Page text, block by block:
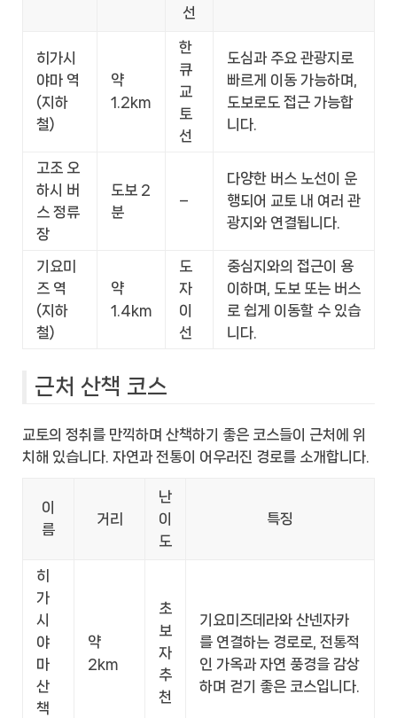
선
히가시
야마 역
(지하
철)
약
1.2km
한
큐
교
토
선
도심과 주요 관광지로
빠르게 이동 가능하며,
도보로도 접근 가능합
니다.
고조 오
하시 버
스 정류
장
도보 2
분
–
다양한 버스 노선이 운
행되어 교토 내 여러 관
광지와 연결됩니다.
기요미
즈 역
(지하
철)
약
1.4km
도
자
이
선
중심지와의 접근이 용
이하며, 도보 또는 버스
로 쉽게 이동할 수 있습
니다.
근처 산책 코스
교토의 정취를 만끽하며 산책하기 좋은 코스들이 근처에 위
치해 있습니다. 자연과 전통이 어우러진 경로를 소개합니다.
이
름
거리
난
이
도
특징
히
가
시
야
마
산
책
약
2km
초
보
자
추
천
기요미즈데라와 산넨자카
를 연결하는 경로로, 전통적
인 가옥과 자연 풍경을 감상
하며 걷기 좋은 코스입니다.